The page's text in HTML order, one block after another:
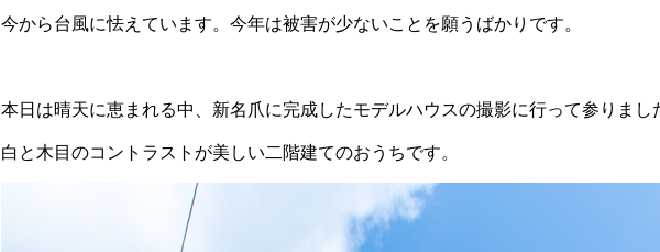
今から台風に怯えています。今年は被害が少ないことを願うばかりです。
本日は晴天に恵まれる中、新名爪に完成したモデルハウスの撮影に行って参りまし
白と木目のコントラストが美しい二階建てのおうちです。